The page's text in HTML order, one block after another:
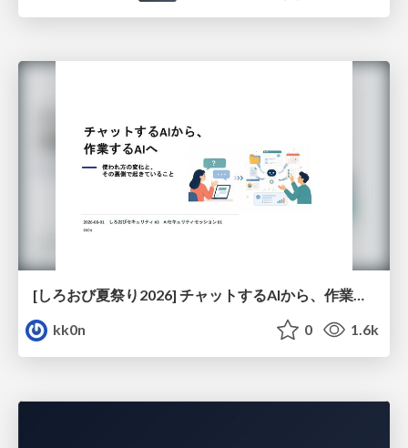
[しろおび夏祭り2026] チャットするAIから、作業するAIへ - 使われ方の変化と、その裏側で起きていること
kk0n
0 1.6k